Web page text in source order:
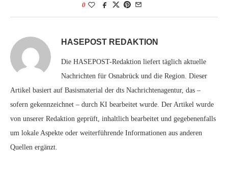
0
HASEPOST REDAKTION
Die HASEPOST-Redaktion liefert täglich aktuelle
Nachrichten für Osnabrück und die Region. Dieser
Artikel basiert auf Basismaterial der dts Nachrichtenagentur, das –
sofern gekennzeichnet – durch KI bearbeitet wurde. Der Artikel wurde
von unserer Redaktion geprüft, inhaltlich bearbeitet und gegebenenfalls
um lokale Aspekte oder weiterführende Informationen aus anderen
Quellen ergänzt.